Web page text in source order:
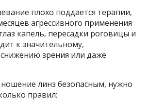
плохо поддается терапии,
агрессивного применения
капель, пересадки роговицы и
к значительному,
зрения или даже
линз безопасным, нужно
правил: